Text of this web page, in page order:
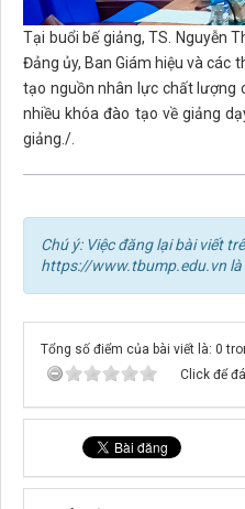
Tại buổi bế giảng, TS. Nguyễn
Đảng ủy, Ban Giám hiệu và các
tạo nguồn nhân lực chất lượng
nhiều khóa đào tạo về giảng
giảng./.
Chú ý: Việc đăng lại bài viết
https://www.tbump.edu.vn là
Tổng số điểm của bài viết là: 0
Click để